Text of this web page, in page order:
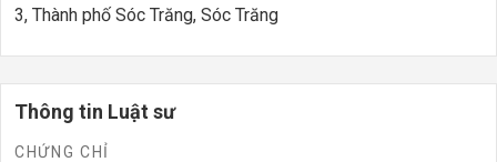
3, Thành phố Sóc Trăng, Sóc Trăng
Thông tin Luật sư
CHỨNG CHỈ